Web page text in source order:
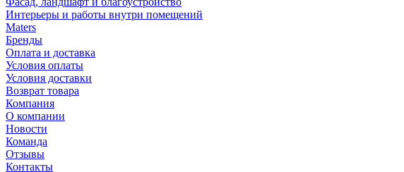
Интерьеры и работы внутри помещений
Maters
Бренды
Оплата и доставка
Условия оплаты
Условия доставки
Возврат товара
Компания
О компании
Новости
Команда
Отзывы
Контакты